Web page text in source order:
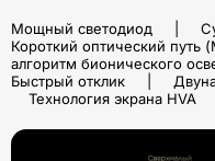
Мощный светодиод |
Короткий оптический
алгоритм бионического
Быстрый отклик |
Технология экрана HVA